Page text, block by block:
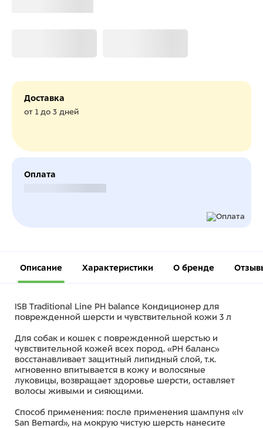
Доставка
от 1 до 3 дней
Оплата
Описание Характеристики О бренде
ISB Traditional Line РН balance Кондиционер для
поврежденной шерсти и чувствительной кожи 3 л
Для собак и кошек с поврежденной шерстью и
чувствительной кожей всех пород. «РН баланс»
восстанавливает защитный липидный слой, т.к.
мгновенно впитывается в кожу и волосяные
луковицы, возвращает здоровье шерсти, оставляет
волосы живыми и сияющими.
Способ применения: после применения шампуня «Iv
San Bernard», на мокрую чистую шерсть нанесите